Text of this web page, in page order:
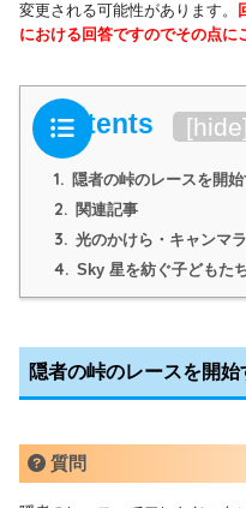
変更される可能性があります。
における回答ですのでその点に
Contents [hide]
1. 隠者の峠のレースを開
2. 関連記事
3. 光のかけら・キャンマ
4. Sky 星を紡ぐ子どもた
隠者の峠のレースを開始
質問